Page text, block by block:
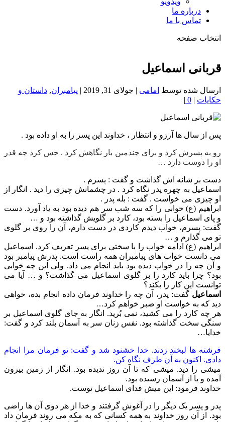
درباره ما
تماس با ما
انتخاب صفحه
خون
شمال
قربانی اسماعیل
ارسال شده توسط امامی | جولای 31, 2019 | پیامبران, داستان و
حکایات |
0
|
پس از سال ها آرزو و انتظار ، خداوند این پسر را به او داده بود .
رو به پسرش کرد و برای چندمین بار نگاهش کرد . حس کرد چه قدر
او را دوست دارد …
دست بر شانه اش گذاشت و گفت : پسرم .
اسماعیل به چهره پدر نگاه کرد . در چشمانش چیزی را دید . انگار از
او چیزی می خواست . گفت : بله پدر .
ابراهیم (ع) خوابی را که سه شب سر هم دیده بود به یاد آورد. دست
و پای اسماعیل را بسته بود، کارد بر گلویش گذاشته بود و …
گفت: پسرم، خواب دیدم کاردی در دست دارم، آن را روی بر گلوی
تو می گذارم و …
ابراهیم (ع) ادامه خواب را با سختی برای پسر تعریف کرد. اسماعیل
می دانست خواب های پیامبران همه راست است. پدرش پیامبر بود
و آن چه را در خواب دیده بود باید انجام می داد. ولی این چه خوابی
بود؟ چرا باید کارد را بر گلوی اسماعیل می گذاشت؟ و … آیا می
توانست این کار را بکند؟
اسماعیل گفت: پدر، آن چه را خداوند فرمان داده انجام بده، خواهی
دید که به خواست او صبر خواهم کرد…
هر چه کارد را می کشید، نمی بُرید. انگار به جای گلوی اسماعیل بر
سنگی سخت گذاشته بود. نفس زنان سر به آسمان بلند کرد و گفت:
خدایا…
فرشته ها لبخند زدند. خدا خشنود شد و گفت: تو فرمان مرا انجام
دادی. اکنون به آن طرف نگاه کن.
میشی را دید. میشی که تا آن روز ندیده بود. انگار از زمین بیرون
آمده و یا از آسمان رسیده بود.
خداوند فرمود: این میش فدای اسماعیل توست.
پدر و پسر یک دیگر را در آغوش گرفتند و خدا از هر دوی آن ها راضی
بود. از آن روز خداوند به همه کسانی که به مکه می روند فرمان داد